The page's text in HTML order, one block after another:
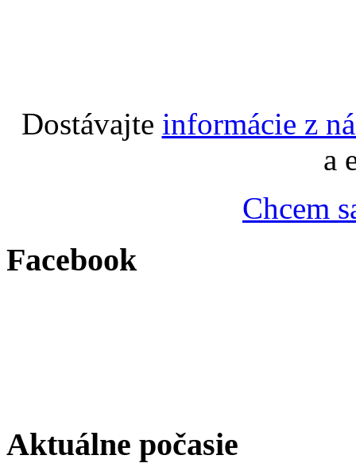
Dostávajte informácie z
a
Chcem
Facebook
Aktuálne počasie